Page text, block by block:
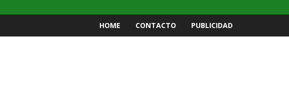
HOME CONTACTO PUBLICIDAD